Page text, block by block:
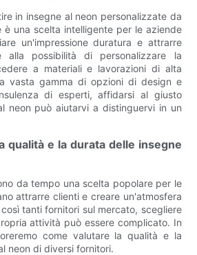
in insegne al neon personalizzate da
è una scelta intelligente per le aziende
un'impressione duratura e attrarre
alla possibilità di personalizzare la
a materiali e lavorazioni di alta
vasta gamma di opzioni di design e
di esperti, affidarsi al giusto
neon può aiutarvi a distinguervi in ​​un
qualità e la durata delle insegne
da tempo una scelta popolare per le
attrarre clienti e creare un'atmosfera
tanti fornitori sul mercato, scegliere
attività può essere complicato. In
come valutare la qualità e la
neon di diversi fornitori.